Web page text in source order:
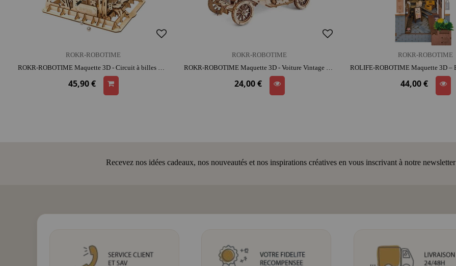
ROKR-ROBOTIME
ROKR-ROBOTIME Maquette 3D - Circuit à billes Climber | bois | dès 14 ans | activité créative | patience & précision | 3D ludique
45,90 €
ROKR-ROBOTIME
ROKR-ROBOTIME Maquette 3D - Voiture Vintage Tacot | bois | dès 14 ans | look rétro | activité créative | 3D ludique
24,00 €
ROKR-ROBOTIME
44,00 €
Recevez nos idées cadeaux, nos nouveautés et nos inspirations créatives en vous inscrivant à notre newsletter